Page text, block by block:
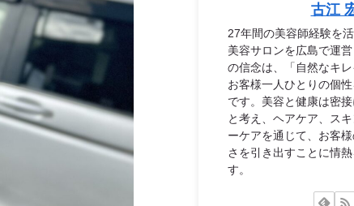
古江
27年間の美容師経験を
美容サロンを広島で運
の信念は、「自然なキレ
お客様一人ひとりの個
です。美容と健康は密
と考え、ヘアケア、ス
ーケアを通じて、お客
さを引き出すことに情
す。